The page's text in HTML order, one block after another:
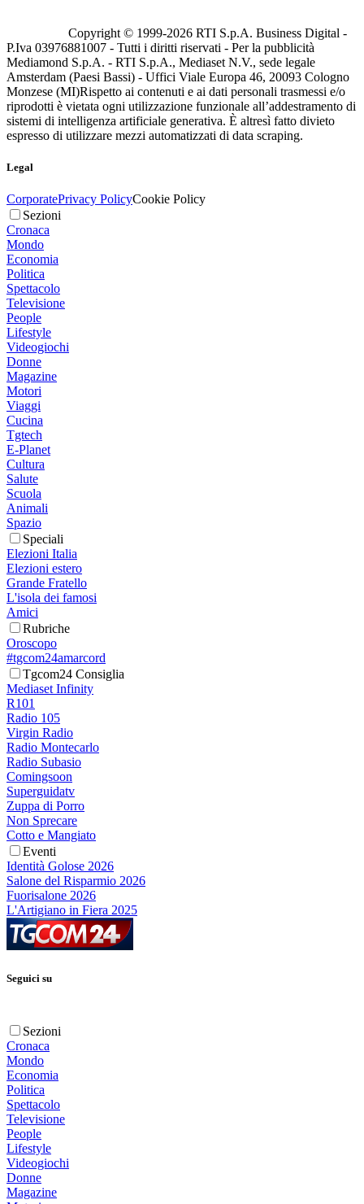
Copyright © 1999-2026 RTI S.p.A. Business Digital -
P.Iva 03976881007 - Tutti i diritti riservati - Per la pubblicità
Mediamond S.p.A. - RTI S.p.A., Mediaset N.V., sede legale
Amsterdam (Paesi Bassi) - Uffici Viale Europa 46, 20093 Cologno
Monzese (MI)Rispetto ai contenuti e ai dati personali trasmessi e/o
riprodotti è vietata ogni utilizzazione funzionale all’addestramento di
sistemi di intelligenza artificiale generativa. È altresì fatto divieto
espresso di utilizzare mezzi automatizzati di data scraping.
Legal
CorporatePrivacy PolicyCookie Policy
Sezioni
Cronaca
Mondo
Economia
Politica
Spettacolo
Televisione
People
Lifestyle
Videogiochi
Donne
Magazine
Motori
Viaggi
Cucina
Tgtech
E-Planet
Cultura
Salute
Scuola
Animali
Spazio
Speciali
Elezioni Italia
Elezioni estero
Grande Fratello
L'isola dei famosi
Amici
Rubriche
Oroscopo
#tgcom24amarcord
Tgcom24 Consiglia
Mediaset Infinity
R101
Radio 105
Virgin Radio
Radio Montecarlo
Radio Subasio
Comingsoon
Superguidatv
Zuppa di Porro
Non Sprecare
Cotto e Mangiato
Eventi
Identità Golose 2026
Salone del Risparmio 2026
Fuorisalone 2026
L'Artigiano in Fiera 2025
Seguici su
Sezioni
Cronaca
Mondo
Economia
Politica
Spettacolo
Televisione
People
Lifestyle
Videogiochi
Donne
Magazine